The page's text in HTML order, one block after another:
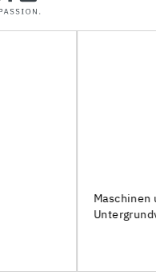
zur
von Bodenbelägen